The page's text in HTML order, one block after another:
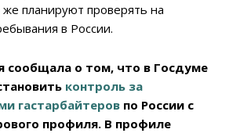
же планируют проверять на
в России.
сообщала о том, что в Госдуме
контроль за
гастарбайтеров по России с
профиля. В профиле